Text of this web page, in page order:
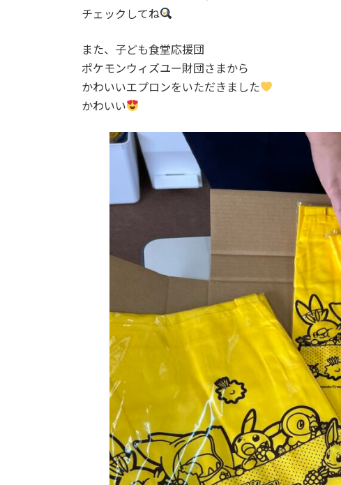
チェックしてね
また、子ども食堂応援団
ポケモンウィズユー財団さまから
かわいいエプロンをいただきました
かわいい